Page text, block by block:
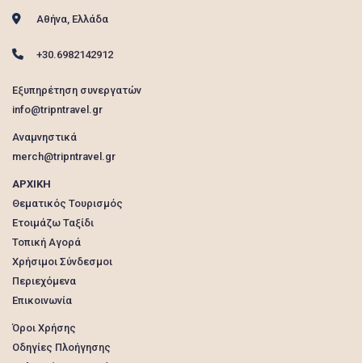
Αθήνα, Ελλάδα
+30.6982142912
Εξυπηρέτηση συνεργατών
info@tripntravel.gr
Αναμνηστικά
merch@tripntravel.gr
ΑΡΧΙΚΗ
Θεματικός Τουρισμός
Ετοιμάζω Ταξίδι
Τοπική Αγορά
Χρήσιμοι Σύνδεσμοι
Περιεχόμενα
Επικοινωνία
Όροι Χρήσης
Οδηγίες Πλοήγησης